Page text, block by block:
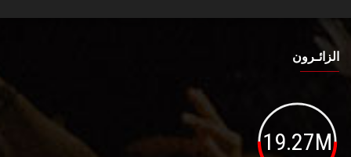
الزائـرون
19.27M